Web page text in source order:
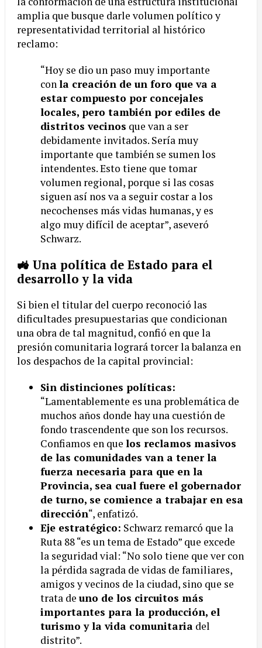
amplia que busque darle volumen político y
representatividad territorial al histórico
reclamo:
“Hoy se dio un paso muy importante
conla creación de un foro que va a
estar compuesto por concejales
locales, pero también por ediles de
distritos vecinos que van a ser
debidamente invitados. Sería muy
importante que también se sumen los
intendentes. Esto tiene que tomar
volumen regional, porque si las cosas
siguen así nos va a seguir costar a los
necochenses más vidas humanas, y es
algo muy difícil de aceptar”, aseveró
Schwarz.
🚜 Una política de Estado para el
desarrollo y la vida
Si bien el titular del cuerpo reconoció las
dificultades presupuestarias que condicionan
una obra de tal magnitud, confió en que la
presión comunitaria logrará torcer la balanza en
los despachos de la capital provincial:
Sin distinciones políticas:
“Lamentablemente es una problemática de
muchos años donde hay una cuestión de
fondo trascendente que son los recursos.
Confiamos en que los reclamos masivos
de las comunidades van a tener la
fuerza necesaria para que en la
Provincia, sea cual fuere el gobernador
de turno, se comience a trabajar en esa
dirección“, enfatizó.
Eje estratégico: Schwarz remarcó que la
Ruta 88 “es un tema de Estado” que excede
la seguridad vial: “No solo tiene que ver con
la pérdida sagrada de vidas de familiares,
amigos y vecinos de la ciudad, sino que se
trata de uno de los circuitos más
importantes para la producción, el
turismo y la vida comunitaria del
distrito”.